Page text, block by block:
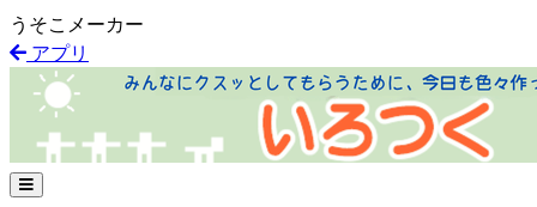
うそこメーカー
アプリ